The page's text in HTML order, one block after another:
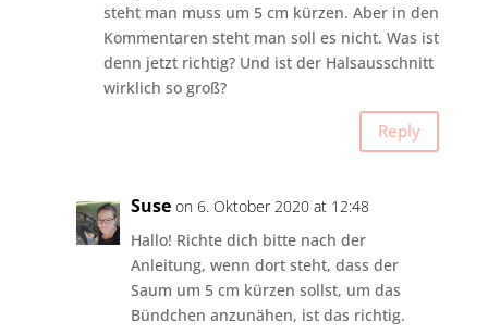
steht man muss um 5 cm kürzen. Aber in den
Kommentaren steht man soll es nicht. Was ist
denn jetzt richtig? Und ist der Halsausschnitt
wirklich so groß?
Reply
Suse on 6. Oktober 2020 at 12:48
Hallo! Richte dich bitte nach der
Anleitung, wenn dort steht, dass der
Saum um 5 cm kürzen sollst, um das
Bündchen anzunähen, ist das richtig.